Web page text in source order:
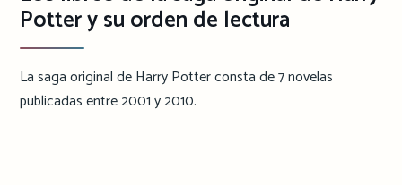
Potter y su orden de lectura
La saga original de Harry Potter consta de 7 novelas
publicadas entre 2001 y 2010.